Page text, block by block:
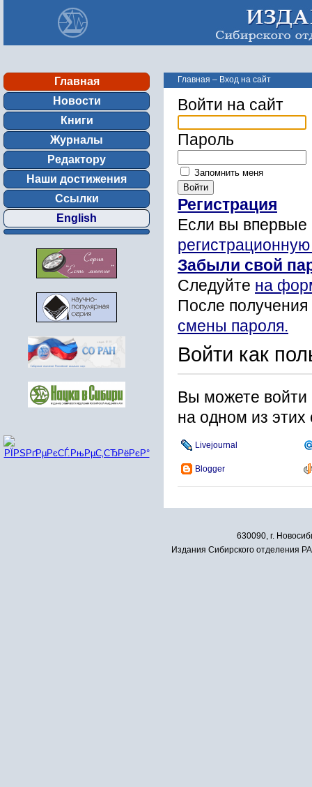
Главная
Новости
Книги
Журналы
Редактору
Наши достижения
Ссылки
English
Главная – Вход на сайт
Войти на сайт
Пароль
Запомнить меня
Регистрация
Если вы впервые
Забыли свой
Следуйте на
После
смены пароля.
Войти как
Вы можете войти
на одном из этих
Livejournal
Blogger
630090, г.
Издания Сибирского отделения